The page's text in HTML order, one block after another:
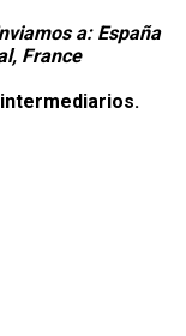
a: España
France